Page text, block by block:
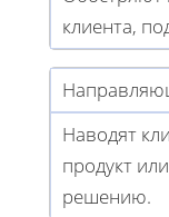
клиента,
Наводят
продукт
решению.